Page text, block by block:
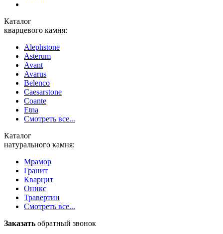
Каталог
кварцевого камня:
Alephstone
Asterum
Avant
Avarus
Belenco
Caesarstone
Coante
Etna
Смотреть все...
Каталог
натурального камня:
Мрамор
Гранит
Кварцит
Оникс
Травертин
Смотреть все...
Заказать обратный звонок